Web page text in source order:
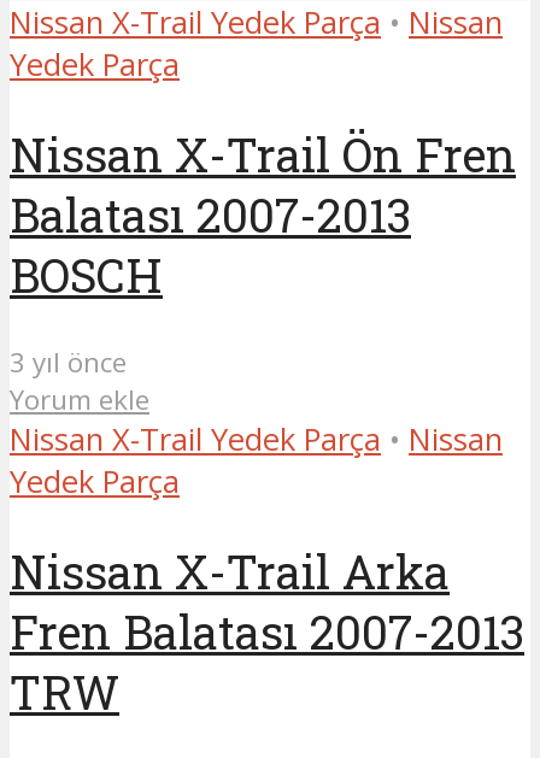
Nissan X-Trail Yedek Parça • Nissan
Yedek Parça
Nissan X-Trail Ön Fren
Balatası 2007-2013
BOSCH
3 yıl önce
Yorum ekle
Nissan X-Trail Yedek Parça • Nissan
Yedek Parça
Nissan X-Trail Arka
Fren Balatası 2007-2013
TRW